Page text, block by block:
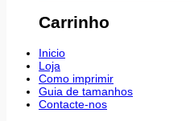
Carrinho
Inicio
Loja
Como imprimir
Guia de tamanhos
Contacte-nos